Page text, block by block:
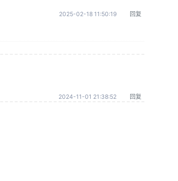
2025-02-18 11:50:19 回复
2024-11-01 21:38:52 回复